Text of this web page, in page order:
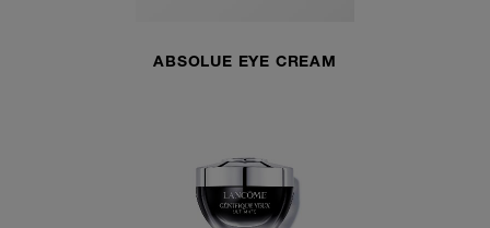
ABSOLUE EYE CREAM